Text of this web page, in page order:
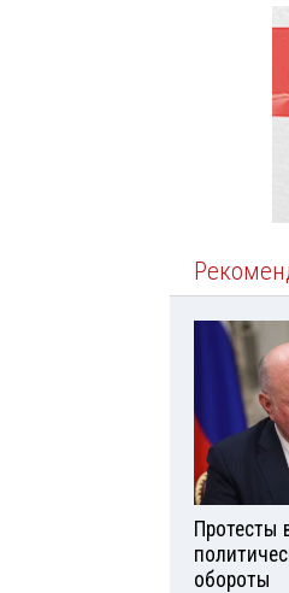
Протесты
обороты